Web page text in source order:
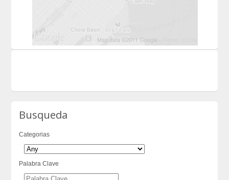
Busqueda
Categorias
Palabra Clave